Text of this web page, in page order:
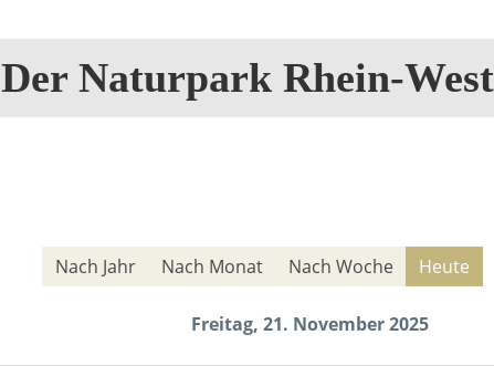
Der Naturpark Rhein-
Nach Jahr Nach Monat Nach Woche Heute
Freitag, 21. November 2025